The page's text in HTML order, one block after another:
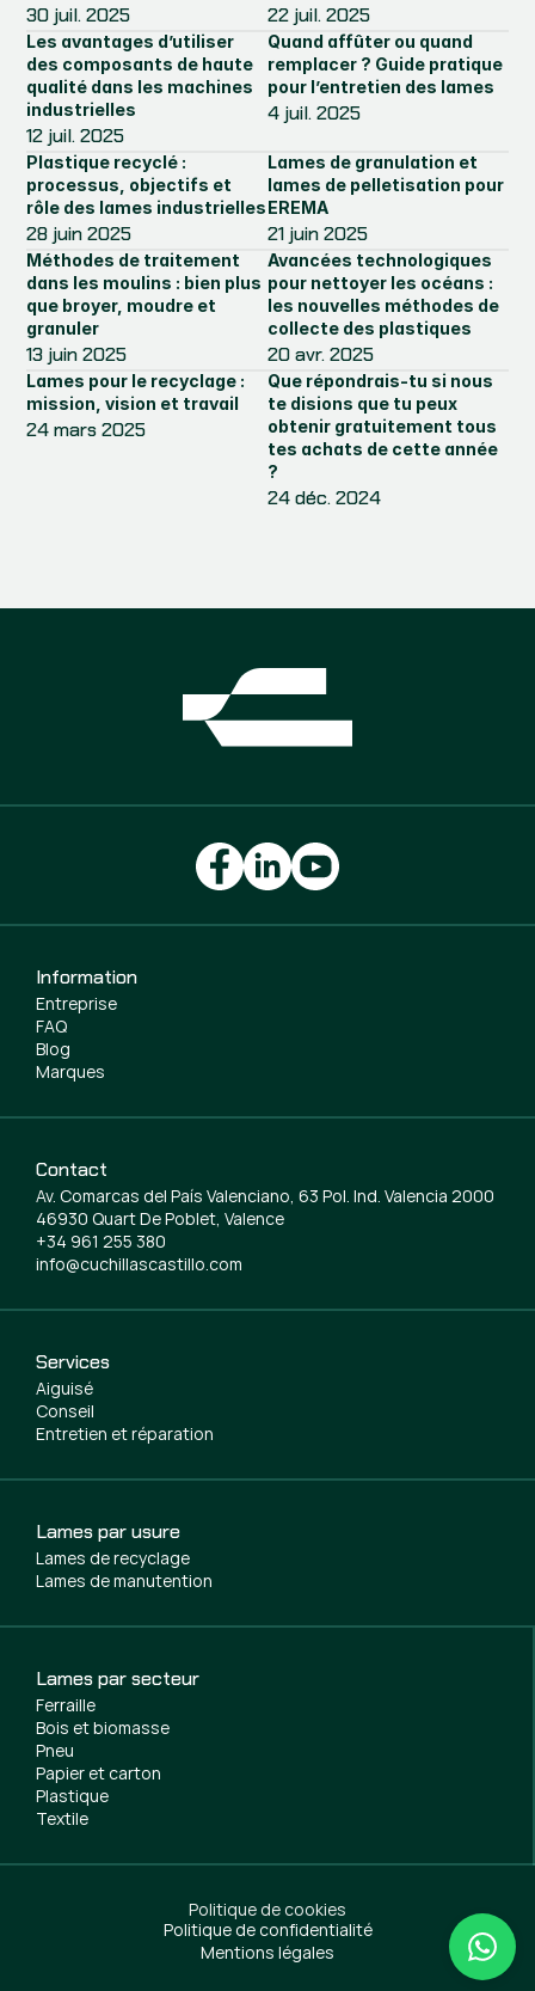
30 juil. 2025 22 juil. 2025
Les avantages d’utiliser
des composants de haute
qualité dans les machines
industrielles
12 juil. 2025
Quand affûter ou quand
remplacer ? Guide pratique
pour l’entretien des lames
4 juil. 2025
Plastique recyclé :
processus, objectifs et
rôle des lames industrielles
28 juin 2025
Lames de granulation et
lames de pelletisation pour
EREMA
21 juin 2025
Méthodes de traitement
dans les moulins : bien plus
que broyer, moudre et
granuler
13 juin 2025
Avancées technologiques
pour nettoyer les océans :
les nouvelles méthodes de
collecte des plastiques
20 avr. 2025
Lames pour le recyclage :
mission, vision et travail
24 mars 2025
Que répondrais-tu si nous
te disions que tu peux
obtenir gratuitement tous
tes achats de cette année
?
24 déc. 2024
Services
Aiguisé
Conseil
Entretien et réparation
Lames par usure
Lames de recyclage
Lames de manutention
Lames par secteur
Ferraille
Bois et biomasse
Pneu
Papier et carton
Plastique
Textile
Information
Entreprise
FAQ
Blog
Marques
Contact
Av. Comarcas del País Valenciano, 63 Pol. Ind. Valencia 2000
46930 Quart De Poblet, Valence
+34 961 255 380
info@cuchillascastillo.com
Politique de cookies
Politique de confidentialité
Mentions légales